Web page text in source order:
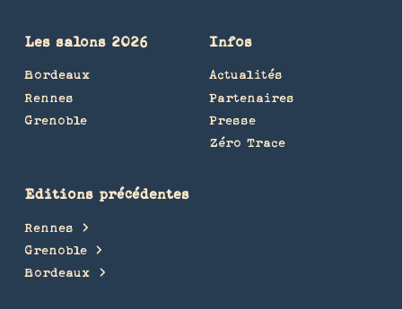
Les salons 2026
Bordeaux
Rennes
Grenoble
Infos
Actualités
Partenaires
Presse
Zéro Trace
Editions précédentes
Rennes
Grenoble
Bordeaux